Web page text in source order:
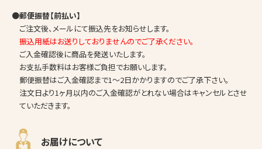
●郵便振替【前払い】
ご注文後、メールにて振込先をお知らせします。
振込用紙はお送りしておりませんのでご了承ください。
ご入金確認後に商品を発送いたします。
お支払手数料はお客様ご負担でお願いします。
郵便振替はご入金確認まで1～2日かかりますのでご了承下さい。
注文日より1ヶ月以内のご入金確認がとれない場合はキャンセルとさせ
ていただきます。
お届けについて